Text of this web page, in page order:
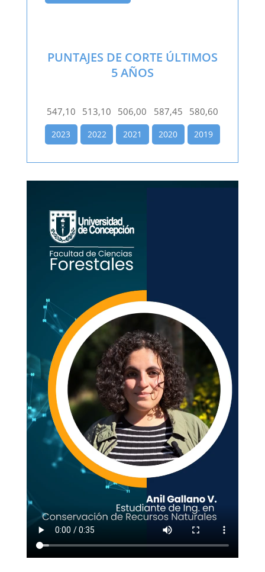
PUNTAJES DE CORTE ÚLTIMOS
5 AÑOS
547,10
2023
513,10
2022
506,00
2021
587,45
2020
580,60
2019